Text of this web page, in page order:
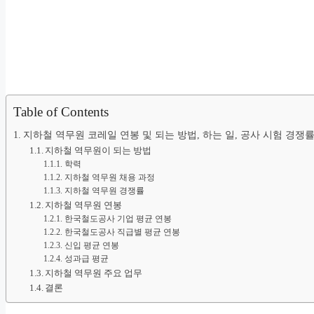
Table of Contents
지하철 역무원 코레일 연봉 및 되는 방법, 하는 일, 공사 시험 경쟁률
지하철 역무원이 되는 방법
학력
지하철 역무원 채용 과정
지하철 역무원 경쟁률
지하철 역무원 연봉
한국철도공사 기업 평균 연봉
한국철도공사 직급별 평균 연봉
신입 평균 연봉
성과급 평균
지하철 역무원 주요 업무
결론